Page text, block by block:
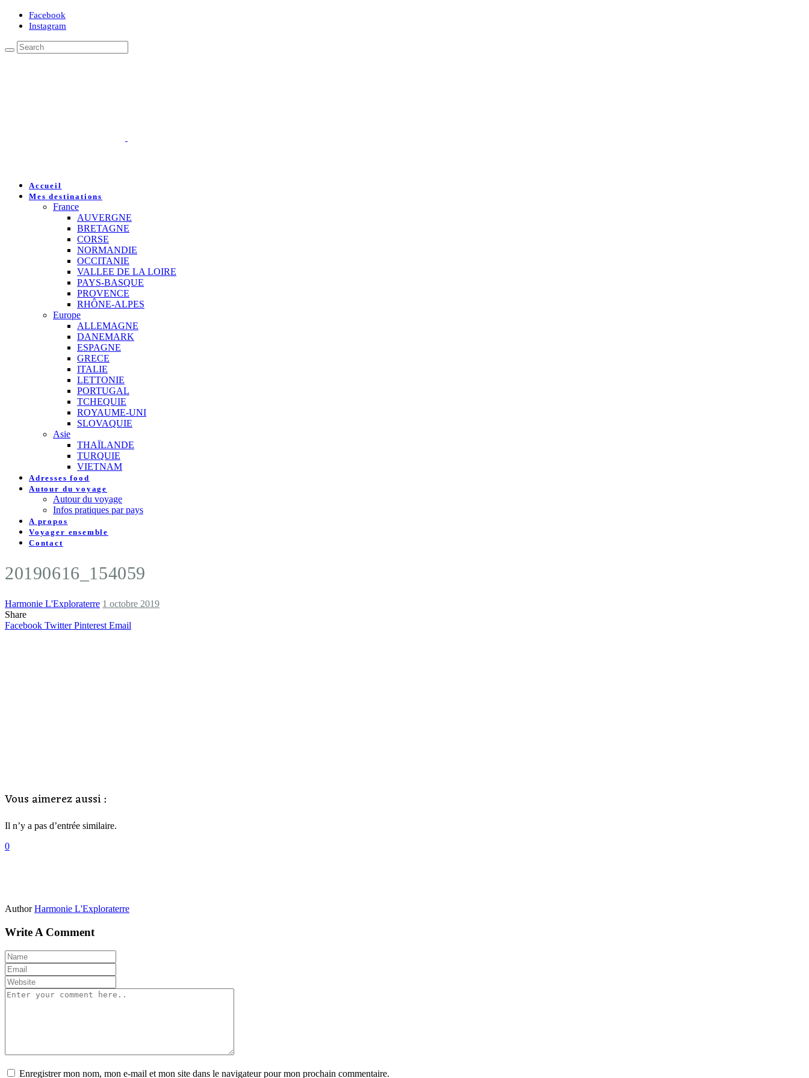
Facebook
Instagram
Accueil
Mes destinations
France
AUVERGNE
BRETAGNE
CORSE
NORMANDIE
OCCITANIE
VALLEE DE LA LOIRE
PAYS-BASQUE
PROVENCE
RHÔNE-ALPES
Europe
ALLEMAGNE
DANEMARK
ESPAGNE
GRECE
ITALIE
LETTONIE
PORTUGAL
TCHEQUIE
ROYAUME-UNI
SLOVAQUIE
Asie
THAÏLANDE
TURQUIE
VIETNAM
Adresses food
Autour du voyage
Autour du voyage
Infos pratiques par pays
A propos
Voyager ensemble
Contact
20190616_154059
Harmonie L'Exploraterre 1 octobre 2019
Share
Facebook Twitter Pinterest Email
Vous aimerez aussi :
Il n’y a pas d’entrée similaire.
0
Author Harmonie L'Exploraterre
Write A Comment
Enregistrer mon nom, mon e-mail et mon site dans le navigateur pour mon prochain commentaire.